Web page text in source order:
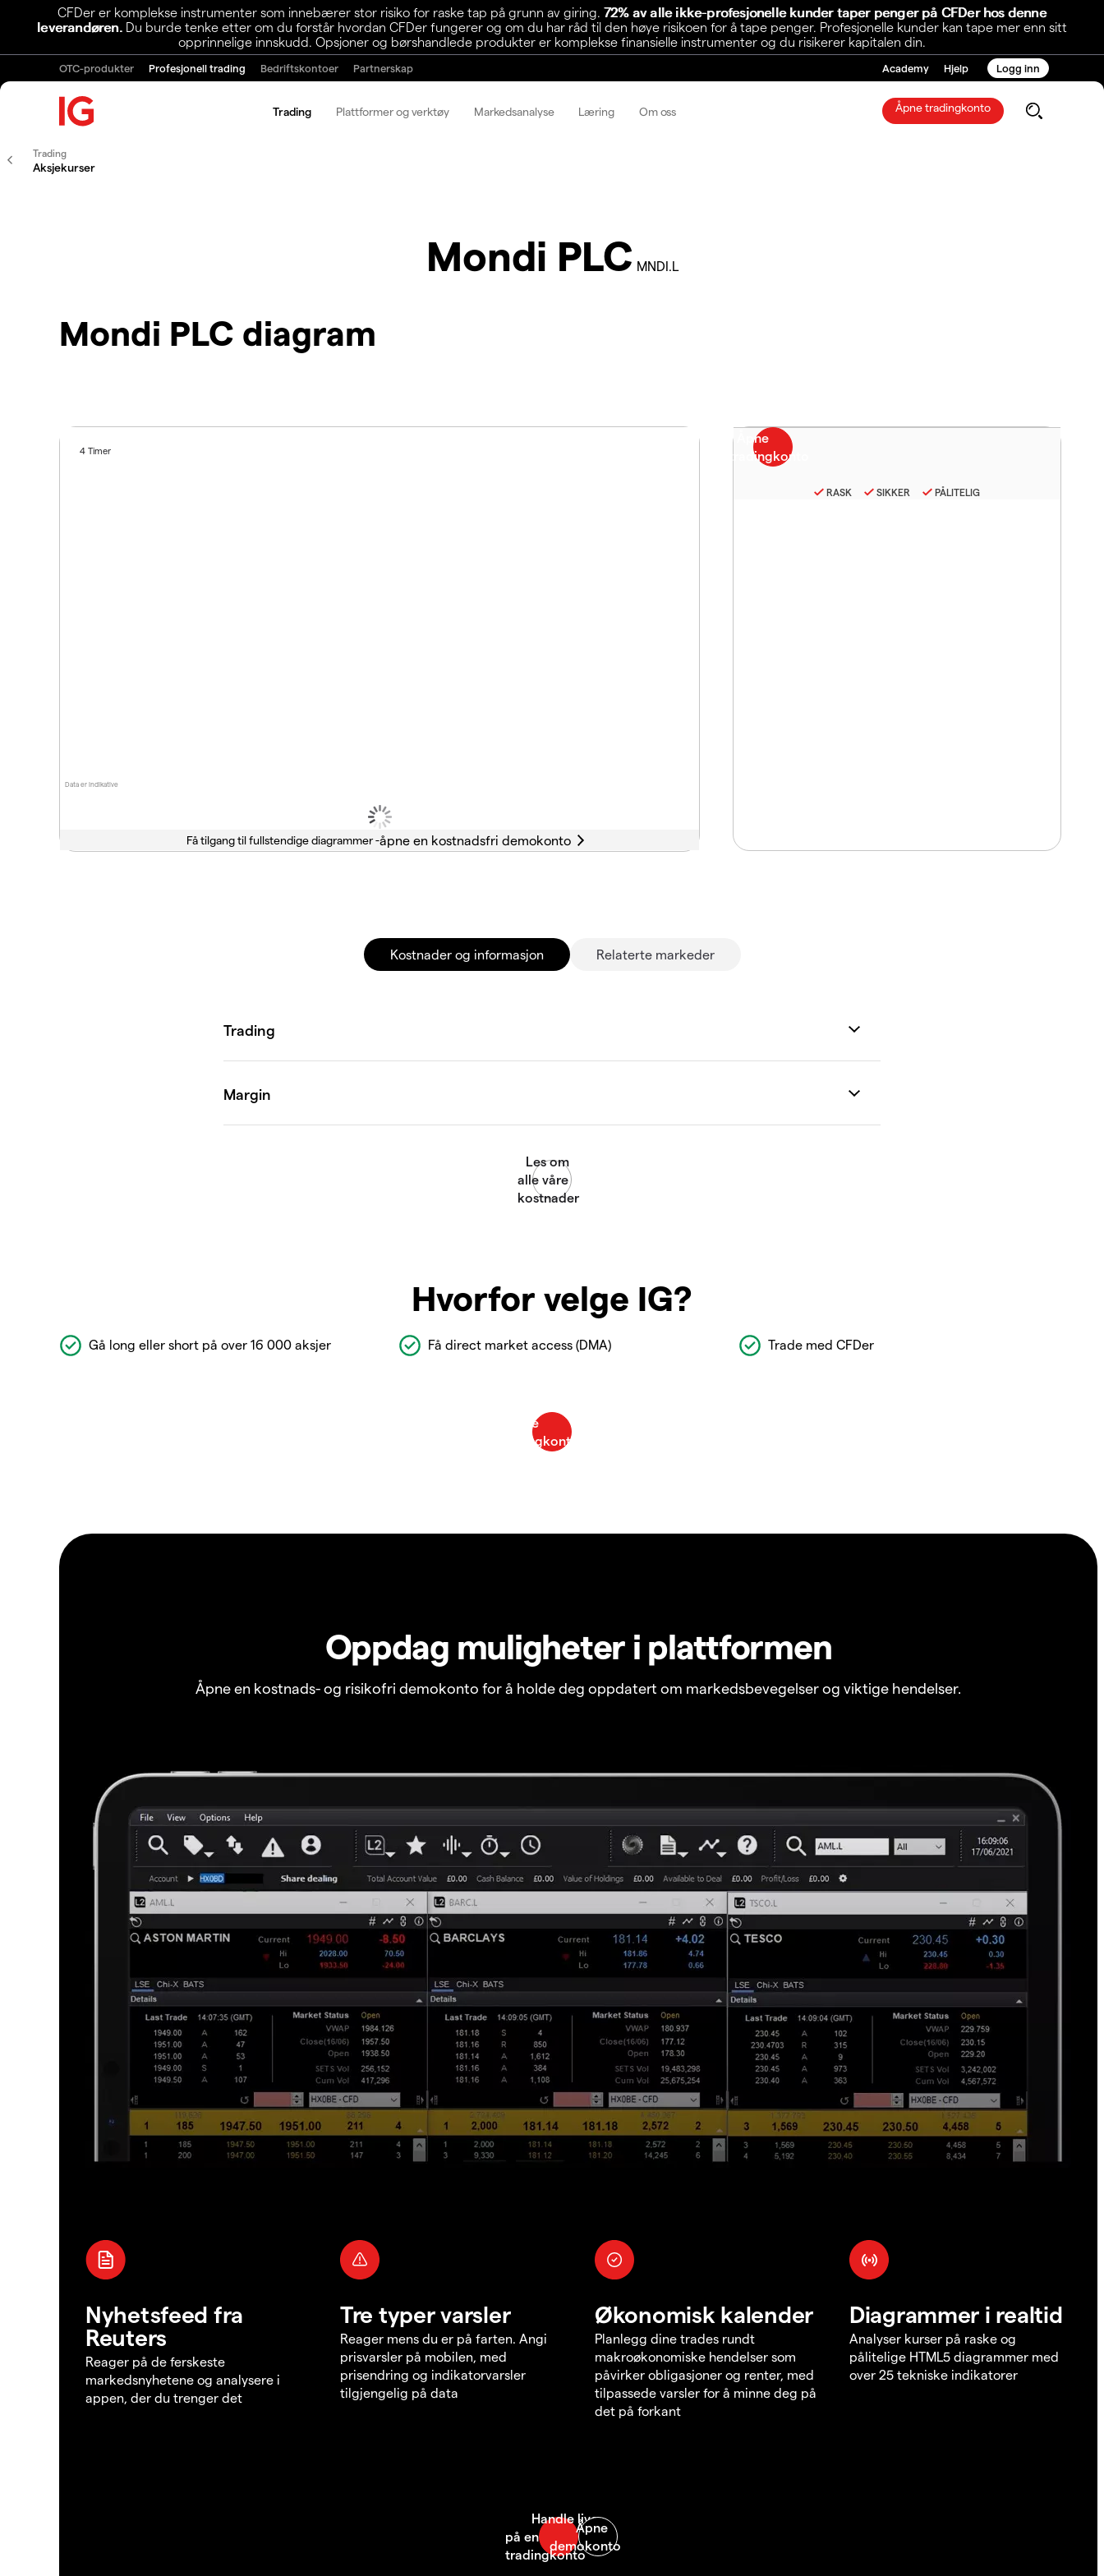
CFDer er komplekse instrumenter som innebærer stor risiko for raske tap på grunn av giring.72% av alle ikke-profesjonelle kunder taper penger på CFDer hos denne
leverandøren.Du burde tenke etter om du forstår hvordan CFDer fungerer og om du har råd til den høye risikoen for å tape penger. Profesjonelle kunder kan tape mer enn sitt
opprinnelige innskudd. Opsjoner og børshandlede produkter er komplekse finansielle instrumenter og du risikerer kapitalen din.
OTC-produkter Profesjonell trading Bedriftskontoer Partnerskap Academy Hjelp Logg inn
Trading Plattformer og verktøy Markedsanalyse Læring Om oss Åpne tradingkonto
Trading
Aksjekurser
Mondi PLC MNDI.L
Mondi PLC diagram
Data er indikative
4 Timer
Få tilgang til fullstendige diagrammer -
RASK SIKKER PÅLITELIG
Kostnader og informasjon Relaterte markeder
Hvorfor velge IG?
Gå long eller short på over 16 000 aksjer Få direct market access (DMA) Trade med CFDer
Oppdag muligheter i plattformen
Åpne en kostnads- og risikofri demokonto for å holde deg oppdatert om markedsbevegelser og viktige hendelser.
Nyhetsfeed fra
Reuters
Reager på de ferskeste
markedsnyhetene og analysere i
appen, der du trenger det
Tre typer varsler
Reager mens du er på farten. Angi
prisvarsler på mobilen, med
prisendring og indikatorvarsler
tilgjengelig på data
Økonomisk kalender
Planlegg dine trades rundt
makroøkonomiske hendelser som
påvirker obligasjoner og renter, med
tilpassede varsler for å minne deg på
det på forkant
Diagrammer i realtid
Analyser kurser på raske og
pålitelige HTML5 diagrammer med
over 25 tekniske indikatorer